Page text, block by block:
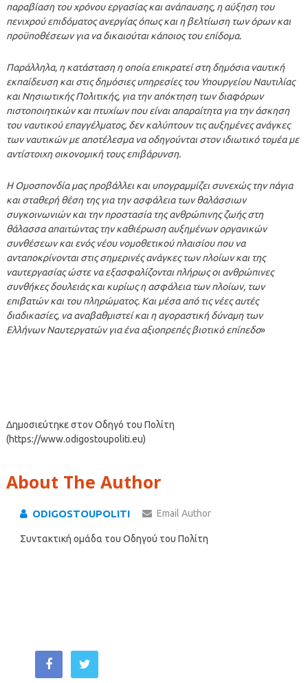
παραβίαση του χρόνου εργασίας και ανάπαυσης, η αύξηση του
πενιχρού επιδόματος ανεργίας όπως και η βελτίωση των όρων και
προϋποθέσεων για να δικαιούται κάποιος του επίδομα.
Παράλληλα, η κατάσταση η οποία επικρατεί στη δημόσια ναυτική
εκπαίδευση και στις δημόσιες υπηρεσίες του Υπουργείου Ναυτιλίας
και Νησιωτικής Πολιτικής, για την απόκτηση των διαφόρων
πιστοποιητικών και πτυχίων που είναι απαραίτητα για την άσκηση
του ναυτικού επαγγέλματος, δεν καλύπτουν τις αυξημένες ανάγκες
των ναυτικών με αποτέλεσμα να οδηγούνται στον ιδιωτικό τομέα με
αντίστοιχη οικονομική τους επιβάρυνση.
Η Ομοσπονδία μας προβάλλει και υπογραμμίζει συνεχώς την πάγια
και σταθερή θέση της για την ασφάλεια των θαλάσσιων
συγκοινωνιών και την προστασία της ανθρώπινης ζωής στη
θάλασσα απαιτώντας την καθιέρωση αυξημένων οργανικών
συνθέσεων και ενός νέου νομοθετικού πλαισίου που να
ανταποκρίνονται στις σημερινές ανάγκες των πλοίων και της
ναυτεργασίας ώστε να εξασφαλίζονται πλήρως οι ανθρώπινες
συνθήκες δουλειάς και κυρίως η ασφάλεια των πλοίων, των
επιβατών και του πληρώματος. Και μέσα από τις νέες αυτές
διαδικασίες, να αναβαθμιστεί και η αγοραστική δύναμη των
Ελλήνων Ναυτεργατών για ένα αξιοπρεπές βιοτικό επίπεδο»
Δημοσιεύτηκε στον Οδηγό του Πολίτη
(https://www.odigostoupoliti.eu)
About The Author
ODIGOSTOUPOLITI Email Author
Συντακτική ομάδα του Οδηγού του Πολίτη